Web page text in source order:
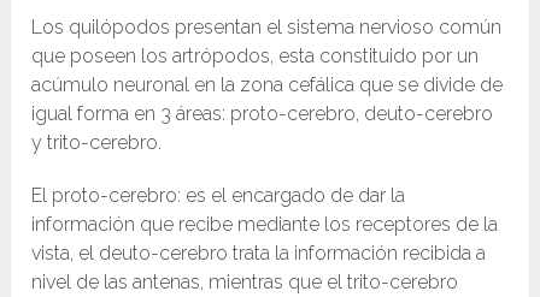
Los quilópodos presentan el sistema nervioso común
que poseen los artrópodos, esta constituido por un
acúmulo neuronal en la zona cefálica que se divide de
igual forma en 3 áreas: proto-cerebro, deuto-cerebro
y trito-cerebro.
El proto-cerebro: es el encargado de dar la
información que recibe mediante los receptores de la
vista, el deuto-cerebro trata la información recibida a
nivel de las antenas, mientras que el trito-cerebro